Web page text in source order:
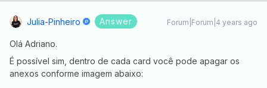
Julia-Pinheiro Answer Forum|Forum|4 years ago
Olá Adriano.
É possível sim, dentro de cada card você pode apagar os
anexos conforme imagem abaixo: